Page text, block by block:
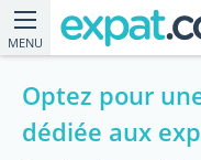
MENU
Optez pour
dédiée aux